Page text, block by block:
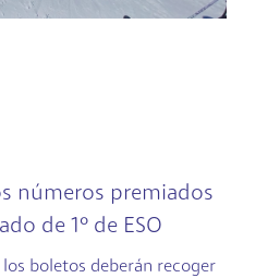
números premiados
de 1º de ESO
boletos deberán recoger